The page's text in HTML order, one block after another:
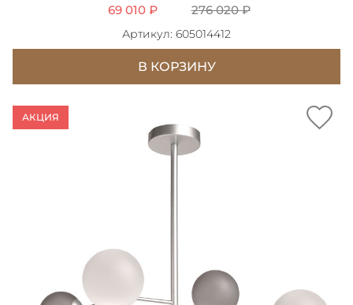
69 010 ₽
276 020 ₽
Артикул: 605014412
В КОРЗИНУ
АКЦИЯ